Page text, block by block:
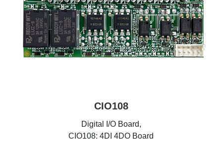
CIO108
Digital I/O Board,
CIO108: 4DI 4DO Board